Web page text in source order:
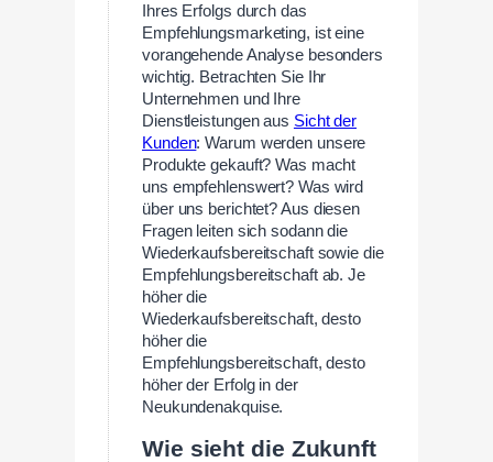
Ihres Erfolgs durch das
Empfehlungsmarketing, ist eine
vorangehende Analyse besonders
wichtig. Betrachten Sie Ihr
Unternehmen und Ihre
Dienstleistungen aus Sicht der
Kunden: Warum werden unsere
Produkte gekauft? Was macht
uns empfehlenswert? Was wird
über uns berichtet? Aus diesen
Fragen leiten sich sodann die
Wiederkaufsbereitschaft sowie die
Empfehlungsbereitschaft ab. Je
höher die
Wiederkaufsbereitschaft, desto
höher die
Empfehlungsbereitschaft, desto
höher der Erfolg in der
Neukundenakquise.
Wie sieht die Zukunft